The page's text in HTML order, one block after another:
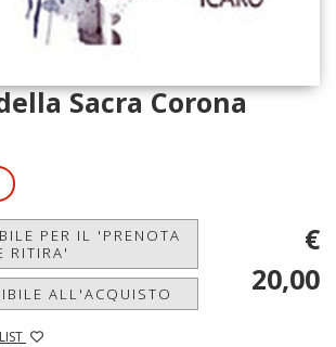
Sacra Corona
PER IL 'PRENOTA
RITIRA'
ALL'ACQUISTO
€
20,00